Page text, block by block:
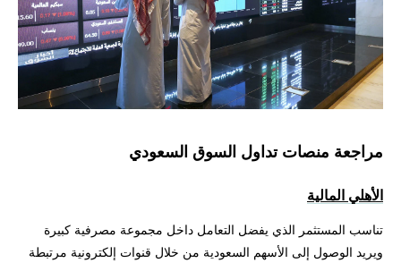
مراجعة منصات تداول السوق السعودي
الأهلي المالية
تناسب المستثمر الذي يفضل التعامل داخل مجموعة مصرفية كبيرة
ويريد الوصول إلى الأسهم السعودية من خلال قنوات إلكترونية مرتبطة